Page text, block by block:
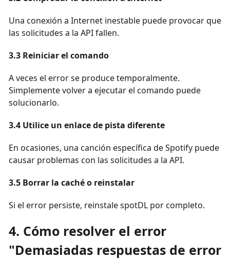
Una conexión a Internet inestable puede provocar que
las solicitudes a la API fallen.
3.3 Reiniciar el comando
A veces el error se produce temporalmente.
Simplemente volver a ejecutar el comando puede
solucionarlo.
3.4 Utilice un enlace de pista diferente
En ocasiones, una canción específica de Spotify puede
causar problemas con las solicitudes a la API.
3.5 Borrar la caché o reinstalar
Si el error persiste, reinstale spotDL por completo.
4. Cómo resolver el error
"Demasiadas respuestas de error